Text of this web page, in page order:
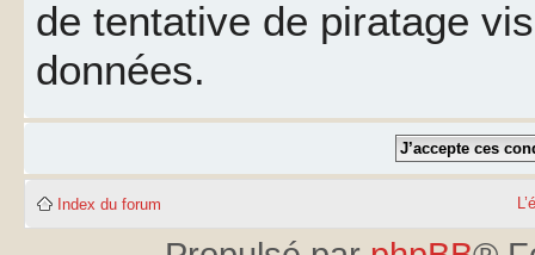
de tentative de piratage
données.
Index du forum